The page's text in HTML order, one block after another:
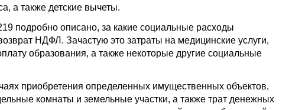
а также детские вычеты.
подробно описано, за какие социальные расходы
НДФЛ. Зачастую это затраты на медицинские услуги,
образования, а также некоторые другие социальные
приобретения определенных имущественных объектов,
комнаты и земельные участки, а также трат денежных